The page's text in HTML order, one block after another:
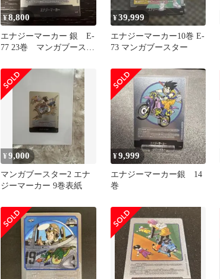
¥8,800
エナジーマーカー 銀 E-
77 23巻 マンガブースタ
¥39,999
エナジーマーカー10巻 E-
73 マンガブースター
¥9,000
マンガブースター2 エナ
ジーマーカー 9巻表紙
¥9,999
エナジーマーカー銀 14
巻